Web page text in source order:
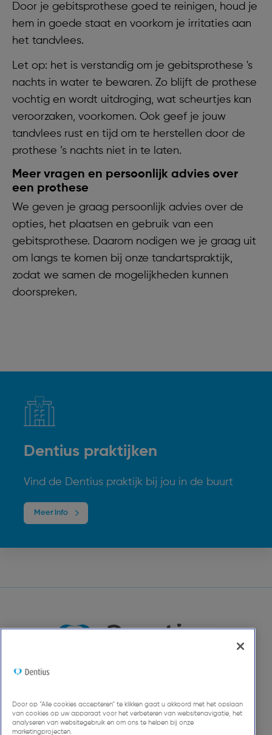
Door je gebitsprothese goed te reinigen, houd je
hem in goede staat en voorkom je irritaties aan
het tandvlees.
Let op: het is verstandig om je gebitsprothese 's
nachts in water te bewaren. Zo blijft de prothese
vochtig en wordt uitdroging, wat scheurtjes kan
veroorzaken, voorkomen. Ook geef je jouw
tandvlees rust en tijd om te herstellen door de
prothese ’s nachts niet in te laten.
Meer vragen en persoonlijk advies over
een prothese
We geven je graag persoonlijk advies over de
opties, het plaatsen en gebruik van een
gebitsprothese. Daarom nodigen we je graag uit
om langs te komen bij onze tandartspraktijk,
zodat we samen de mogelijkheden kunnen
doorspreken.
Dentius praktijken
Vind de Dentius praktijk bij jou in de buurt
Meer info
Door op “Alle cookies accepteren” te klikken gaat u akkoord met het opslaan
van cookies op uw apparaat voor het verbeteren van websitenavigatie, het
analyseren van websitegebruik en om ons te helpen bij onze
marketingprojecten.